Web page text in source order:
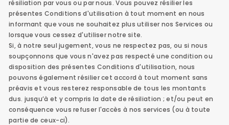
résiliation par vous ou par nous. Vous pouvez résilier les
présentes Conditions d'utilisation à tout moment en nous
informant que vous ne souhaitez plus utiliser nos Services ou
lorsque vous cessez d'utiliser notre site.
Si, à notre seul jugement, vous ne respectez pas, ou si nous
soupçonnons que vous n'avez pas respecté une condition ou
disposition des présentes Conditions d'utilisation, nous
pouvons également résilier cet accord à tout moment sans
préavis et vous resterez responsable de tous les montants
dus. jusqu’à et y compris la date de résiliation ; et/ou peut en
conséquence vous refuser l'accès à nos services (ou à toute
partie de ceux-ci).